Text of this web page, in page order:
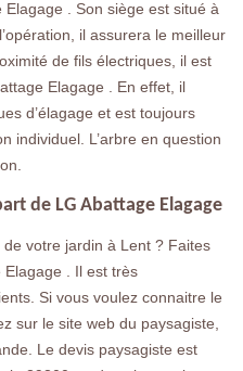
. Son siège est situé à
il assurera le meilleur
de fils électriques, il est
Elagage . En effet, il
d’élagage et est toujours
individuel. L’arbre en question
de LG Abattage Elagage
votre jardin à Lent ? Faites
Elagage . Il est très
Si vous voulez connaitre le
sur le site web du paysagiste,
Le devis paysagiste est